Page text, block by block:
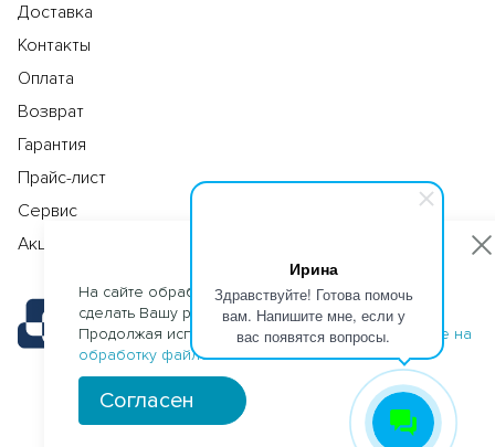
Ирина
Здравствуйте! Готова помочь
вам. Напишите мне, если у
вас появятся вопросы.
Доставка
Контакты
Оплата
Возврат
Гарантия
Прайс-лист
Сервис
Акции
На сайте обрабатываются файлы cookies, чтобы
сделать Вашу работу максимально удобной.
Продолжая использовать сайт, Вы даетесогласие на
обработку файлов cookies.
Согласен